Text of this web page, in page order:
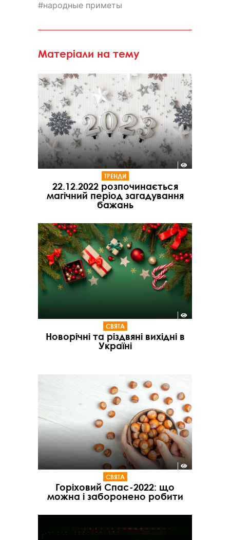
народные приметы
Матеріали на тему
ТРЕНДИ
22.12.2022 розпочинається
магічний період загадування
бажань
СВЯТА
Новорічні та різдвяні вихідні в
Україні
СВЯТА
Горіховий Спас-2022: що
можна і заборонено робити